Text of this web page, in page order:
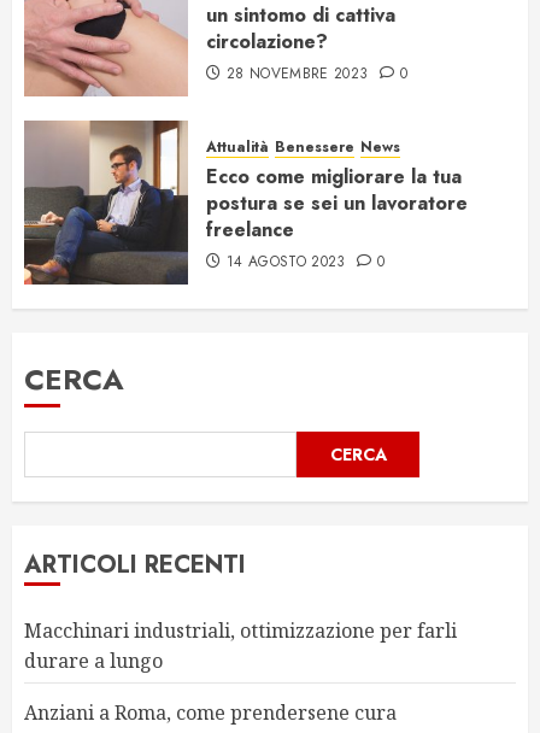
un sintomo di cattiva
circolazione?
28 NOVEMBRE 2023 0
Attualità Benessere News
Ecco come migliorare la tua
postura se sei un lavoratore
freelance
14 AGOSTO 2023 0
CERCA
CERCA
ARTICOLI RECENTI
Macchinari industriali, ottimizzazione per farli
durare a lungo
Anziani a Roma, come prendersene cura